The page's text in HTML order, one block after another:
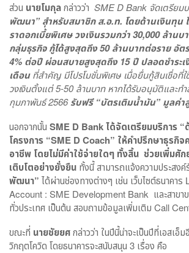
ส่วน นายโมกุลกล่าวว่า SME D Bank จัดเตรียม
พัฒนา” สำหรับสมาชิก ส.อ.ท. โดยด้านเงินทุน
ราดอกเบี้่ยพิเศษ วงเงินรวมกว่า 30,000 ล้าน
กลุ่มธุรกิจ กู้ได้สูงสุดถึง 50 ล้านบาทต่อราย อัต
4% ต่อปี ผ่อนสบายสูงสุดถึง 15 ปี ปลอดชำระ
เดือนที่สำคัญ มีโปรโมชั่นพิเศษ เมื่อยื่นกู้สินเชื่อที่
วงเงินตั้งแต่ 5-50 ล้านบาท หากได้รับอนุมัติและ
กุมภาพันธ์ 2566รับฟรี “บัตรเติมน้ำมัน” มูลค่า
นอกจากนั้น SME D Bankได้จัดเตรียมบริการ
โครงการ “SME D Coach” ให้คำปรึกษาธุรกิจ
อาชีพ โดยไม่มีค่าใช้จ่ายใดๆ ทั้งสิ้น ช่วยเพิ่มศัก
เติบโตอย่างยั่งยืน ทั้งนี้ สามารถแจ้งความประสงค์
พัฒนา” ได้ผ่านช่องทางต่างๆ เช่น เว็บไซต์ธนาคา
Account : SME Development Bank และสาขา
ทั่วประเทศ เป็นต้น สอบถามข้อมูลเพิ่มเติม Call
ขณะที่ นายชัยยศกล่าวว่า ในปีนี้น่าจะเป็นปีที่เอสเอ็
วิกฤตโควิด โดยธนาคารจะสนับสนุน 3 เรื่อง คือ